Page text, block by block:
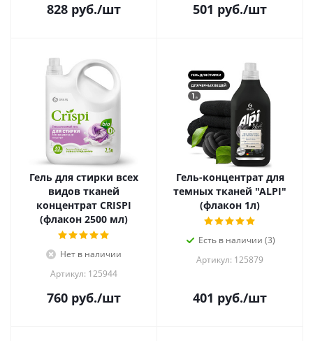
828 руб./шт 501 руб./шт
Гель для стирки всех
видов тканей
концентрат CRISPI
(флакон 2500 мл)
Нет в наличии
Артикул: 125944
760 руб./шт
Гель-концентрат для
темных тканей "ALPI"
(флакон 1л)
Есть в наличии (3)
Артикул: 125879
401 руб./шт